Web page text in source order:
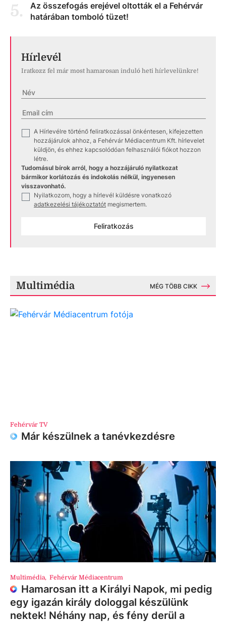
5.
Az összefogás erejével oltották el a Fehérvár
határában tomboló tüzet!
Hírlevél
Iratkozz fel már most hamarosan induló heti hírlevelünkre!
A Hírlevélre történő feliratkozással önkéntesen, kifejezetten
hozzájárulok ahhoz, a Fehérvár Médiacentrum Kft. hírlevelet
küldjön, és ehhez kapcsolódóan felhasználói fiókot hozzon
létre.
Tudomásul bírok arról, hogy a hozzájáruló nyilatkozat
bármikor korlátozás és indokolás nélkül, ingyenesen
visszavonható.
Nyilatkozom, hogy a hírlevél küldésre vonatkozó
adatkezelési tájékoztatót megismertem.
Feliratkozás
Multimédia MÉG TÖBB CIKK
Fehérvár TV
Már készülnek a tanévkezdésre
Multimédia, Fehérvár Médiacentrum
Hamarosan itt a Királyi Napok, mi pedig
egy igazán király dologgal készülünk
nektek! Néhány nap, és fény derül a